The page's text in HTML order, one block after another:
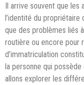
Il arrive souvent que les
l’identité du propriétaire
que des problèmes liés
routière ou encore pour
d’immatriculation
la personne qui
allons explorer les